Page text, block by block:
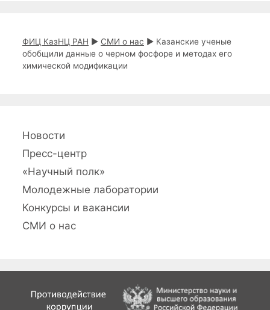
и
ФИЦ КазНЦ РАН ► СМИ о нас ► Казанские ученые
обобщили данные о черном фосфоре и методах его
химической модификации
Новости
Пресс-центр
«Научный полк»
Молодежные лаборатории
Конкурсы и вакансии
СМИ о нас